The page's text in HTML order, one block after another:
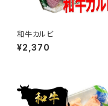
和牛カルビ
¥2,370